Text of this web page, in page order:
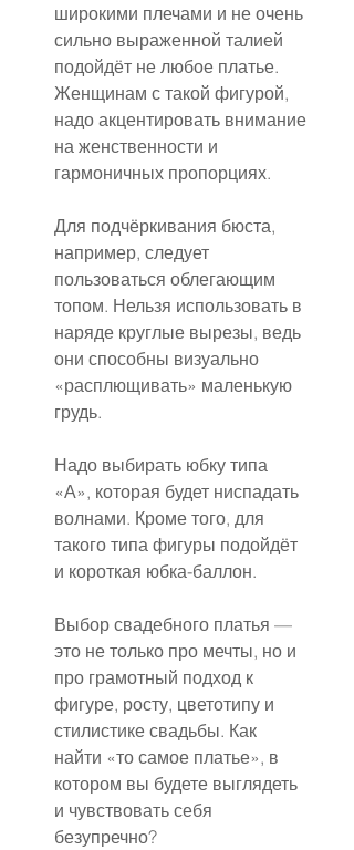
широкими плечами и не очень
сильно выраженной талией
подойдёт не любое платье.
Женщинам с такой фигурой,
надо акцентировать внимание
на женственности и
гармоничных пропорциях.
Для подчёркивания бюста,
например, следует
пользоваться облегающим
топом. Нельзя использовать в
наряде круглые вырезы, ведь
они способны визуально
«расплющивать» маленькую
грудь.
Надо выбирать юбку типа
«А», которая будет ниспадать
волнами. Кроме того, для
такого типа фигуры подойдёт
и короткая юбка-баллон.
Выбор свадебного платья —
это не только про мечты, но и
про грамотный подход к
фигуре, росту, цветотипу и
стилистике свадьбы. Как
найти «то самое платье», в
котором вы будете выглядеть
и чувствовать себя
безупречно?